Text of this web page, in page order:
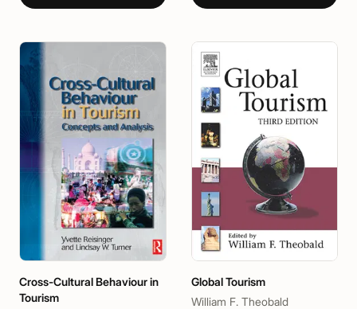
Cross-Cultural Behaviour in
Tourism
Global Tourism
William F. Theobald